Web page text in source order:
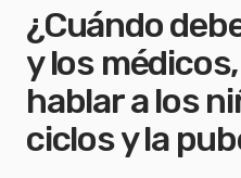
¿Cuándo
y los
hablar a los
ciclos y la